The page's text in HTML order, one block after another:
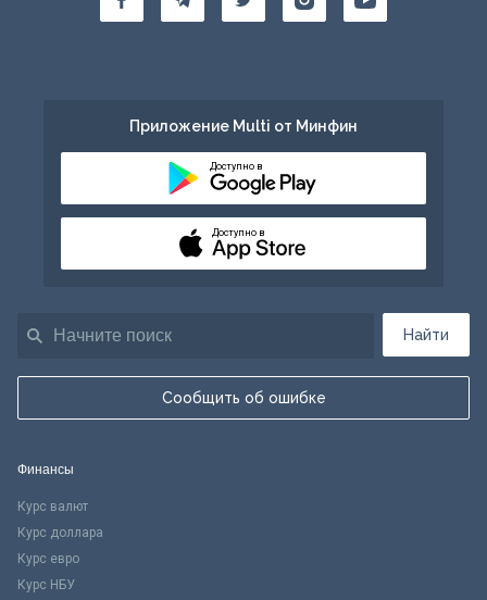
Найти
Сообщить об ошибке
Приложение Multi от Минфин
Доступно в
Доступно в
Финансы
Курс валют
Курс доллара
Курс евро
Курс НБУ